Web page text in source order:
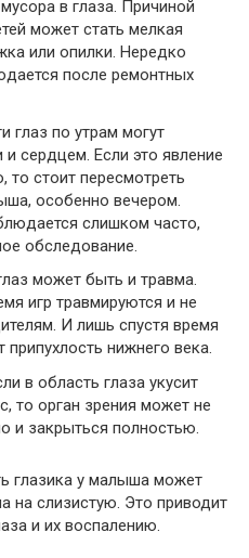
в глаза. Причиной
может стать мелкая
или опилки. Нередко
после ремонтных
глаз по утрам могут
сердцем. Если это явление
то стоит пересмотреть
особенно вечером.
слишком часто,
обследование.
может быть и травма.
игр травмируются и не
И лишь спустя время
нижнего века.
в область глаза укусит
то орган зрения может не
и закрыться полностью.
глазика у малыша может
на слизистую. Это приводит
и их воспалению.